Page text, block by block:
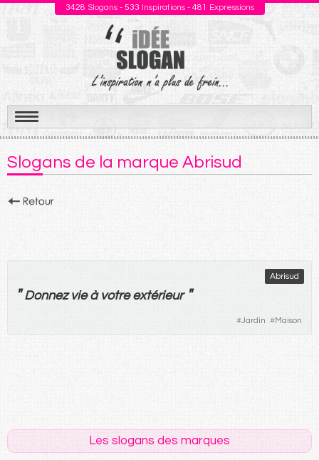
3428 Slogans - 533 Inspirations - 481 Expressions
Aller
au
contenu
Slogans de la marque Abrisud
Abrisud
" Donnez vie à votre extérieur "
#Jardin #Maison
Les slogans des marques